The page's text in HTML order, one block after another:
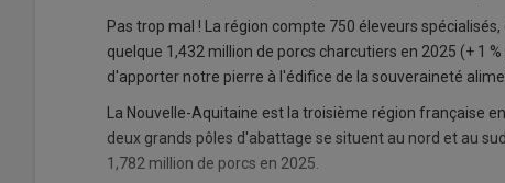
Pas trop mal ! La région compte 750 éleveurs
quelque 1,432 million de porcs charcutiers en 2025 (+ 1
d'apporter notre pierre à l'édifice de la souveraineté
La Nouvelle-Aquitaine est la troisième région française
deux grands pôles d'abattage se situent au nord et au
1,782 million de porcs en 2025.